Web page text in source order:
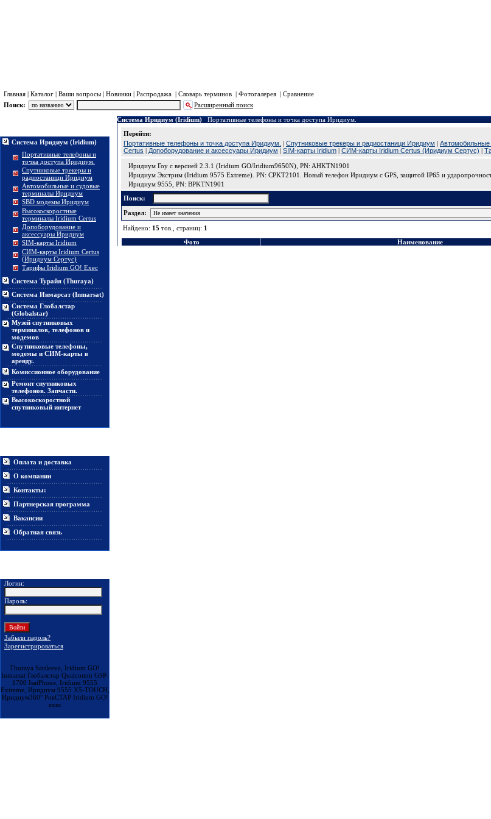
Главная | Каталог | Ваши вопросы | Новинки | Распродажа | Словарь терминов | Фотогалерея | Сравнение
Поиск:
Расширенный поиск
Система Иридиум (Iridium)
Портативные телефоны и
точка доступа Иридиум.
Спутниковые трекеры и
радиостаници Иридиум
Автомобильные и судовые
терминалы Иридиум
SBD модемы Иридиум
Высокоскоростные
терминалы Iridium Certus
Допоборудование и
аксессуары Иридиум
SIM-карты Iridium
СИМ-карты Iridium Certus
(Иридиум Сертус)
Тарифы Iridium GO! Exec
Система Турайя (Thuraya)
Система Инмарсат (Inmarsat)
Система Глобалстар
(Globalstar)
Музей спутниковых
терминалов, телефонов и
модемов
Спутниковые телефоны,
модемы и СИМ-карты в
аренду.
Комиссионное оборудование
Ремонт спутниковых
телефонов. Запчасти.
Высокоскоростной
спутниковый интернет
Оплата и доставка
О компании
Контакты:
Партнерская программа
Вакансии
Обратная связь
Логин:
Пароль:
Забыли пароль?
Зарегистрироваться
Thuraya Satsleeve, Iridium GO!
Inmarsat Глобалстар Qualcomm GSP-
1700 IsatPhone, Iridium 9555
Extreme, Иридиум 9555 X5-TOUCH,
Иридиум360° РокСТАР Iridium GO!
exec
Система Иридиум (Iridium)
Портативные телефоны и точка доступа Иридиум.
Перейти:
Портативные телефоны и точка доступа Иридиум. | Спутниковые трекеры и радиостаници Иридиум |
Certus | Допоборудование и аксессуары Иридиум | SIM-карты Iridium | СИМ-карты Iridium Certus (Иридиум Сертус) |
Иридиум Гоу с версией 2.3.1 (Iridium GO/Iridium9650N), PN: AHKTN1901
Иридиум Экстрим (Iridium 9575 Extreme). PN: CPKT2101. Новый телефон Иридиум с GPS, защитой IP65 и
Иридиум 9555, PN: BPKTN1901
Поиск:
Раздел:
Найдено: 15 тов., страниц: 1
Фото
Наименование